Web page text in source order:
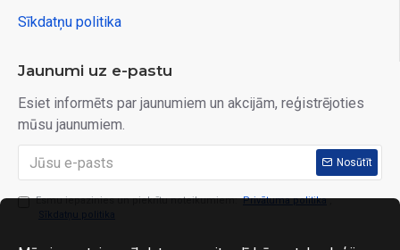
Sīkdatņu politika
Jaunumi uz e-pastu
Esiet informēts par jaunumiem un akcijām, reģistrējoties
mūsu jaunumiem.
Nosūtīt
Esmu iepazinies un piekrītu noteikumiem: Privātuma politika ,
Sīkdatņu politika